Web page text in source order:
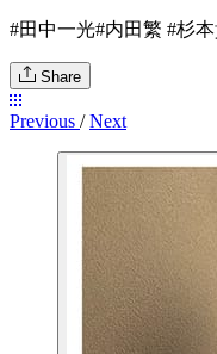
#田中一光#内田繁 #杉
Share
Previous / Next